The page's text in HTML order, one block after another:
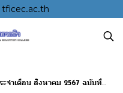
บับที่ 17 การนิเทศการจัดการเรียนการสอนประจำภาคเรียนที่ 1 ปีการศึกษา 2567